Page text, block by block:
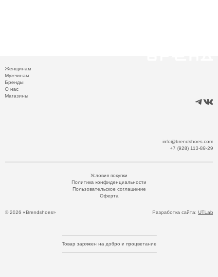
Женщинам
Мужчинам
Бренды
О нас
Магазины
info@brendshoes.com
+7 (928) 113-89-29
© 2026 «Brendshoes»
Условия покупки
Политика конфиденциальности
Пользовательское соглашение
Оферта
Разработка сайта: UTLab
Товар заряжен на добро и процветание